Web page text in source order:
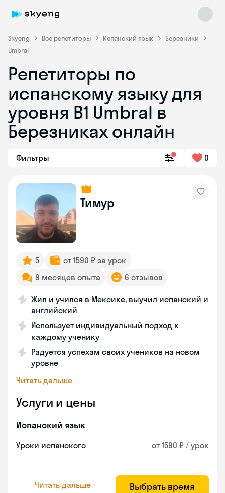
Skyeng Все репетиторы Испанский язык
Березники
Umbral
Репетиторы по
испанскому языку для
уровня В1 Umbral в
Березниках онлайн
Фильтры 0
Тимур
5
от 1590 ₽ за урок
9 месяцев опыта
6 отзывов
Жил и учился в Мексике, выучил испанский и
английский
Использует индивидуальный подход к
каждому ученику
Радуется успехам своих учеников на новом
уровне
Читать дальше
Услуги и цены
Испанский язык
Уроки испанского от 1590 ₽ / урок
Читать дальше Выбрать время
Skyeng Chat